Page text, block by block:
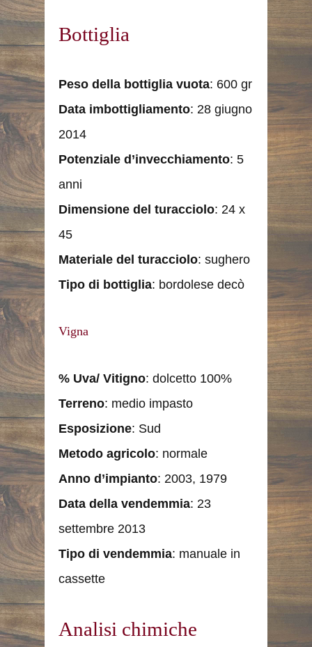
Bottiglia
Peso della bottiglia vuota: 600 gr
Data imbottigliamento: 28 giugno
2014
Potenziale d’invecchiamento: 5
anni
Dimensione del turacciolo: 24 x
45
Materiale del turacciolo: sughero
Tipo di bottiglia: bordolese decò
Vigna
% Uva/ Vitigno: dolcetto 100%
Terreno: medio impasto
Esposizione: Sud
Metodo agricolo: normale
Anno d’impianto: 2003, 1979
Data della vendemmia: 23
settembre 2013
Tipo di vendemmia: manuale in
cassette
Analisi chimiche